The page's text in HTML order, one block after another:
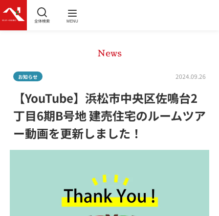
全体検索 MENU
News
お知らせ 2024.09.26
【YouTube】浜松市中央区佐鳴台2
丁目6期B号地 建売住宅のルームツア
ー動画を更新しました！